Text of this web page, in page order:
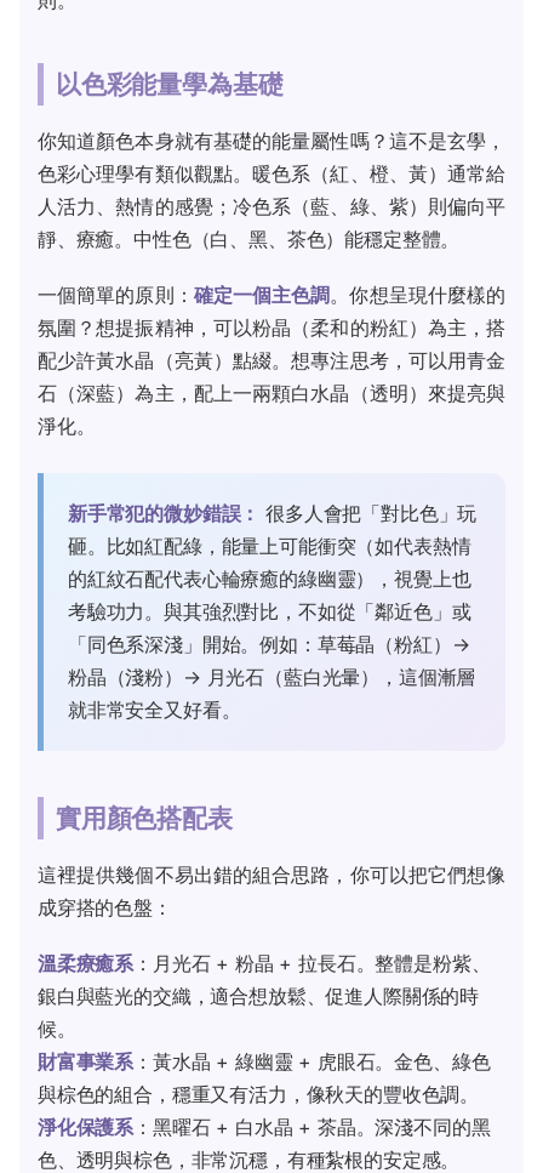
以色彩能量學為基礎
你知道顏色本身就有基礎的能量屬性嗎？這不是玄學，
色彩心理學有類似觀點。暖色系（紅、橙、黃）通常給
人活力、熱情的感覺；冷色系（藍、綠、紫）則偏向平
靜、療癒。中性色（白、黑、茶色）能穩定整體。
一個簡單的原則： 確定一個主色調。你想呈現什麼樣的
氛圍？想提振精神，可以粉晶（柔和的粉紅）為主，搭
配少許黃水晶（亮黃）點綴。想專注思考，可以用青金
石（深藍）為主，配上一兩顆白水晶（透明）來提亮與
淨化。
新手常犯的微妙錯誤： 很多人會把「對比色」玩
砸。比如紅配綠，能量上可能衝突（如代表熱情
的紅紋石配代表心輪療癒的綠幽靈），視覺上也
考驗功力。與其強烈對比，不如從「鄰近色」或
「同色系深淺」開始。例如：草莓晶（粉紅）→
粉晶（淺粉）→ 月光石（藍白光暈），這個漸層
就非常安全又好看。
實用顏色搭配表
這裡提供幾個不易出錯的組合思路，你可以把它們想像
成穿搭的色盤：
溫柔療癒系 ：月光石 + 粉晶 + 拉長石。整體是粉紫、
銀白與藍光的交織，適合想放鬆、促進人際關係的時
候。
財富事業系 ：黃水晶 + 綠幽靈 + 虎眼石。金色、綠色
與棕色的組合，穩重又有活力，像秋天的豐收色調。
淨化保護系 ：黑曜石 + 白水晶 + 茶晶。深淺不同的黑
色、透明與棕色，非常沉穩，有種紮根的安定感。